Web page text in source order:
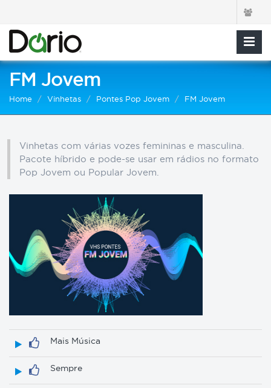
FM Jovem
Home Vinhetas Pontes Pop Jovem FM Jovem
Vinhetas com várias vozes femininas e masculina.
Pacote híbrido e pode-se usar em rádios no formato
Pop Jovem ou Popular Jovem.
Mais Música
Sempre